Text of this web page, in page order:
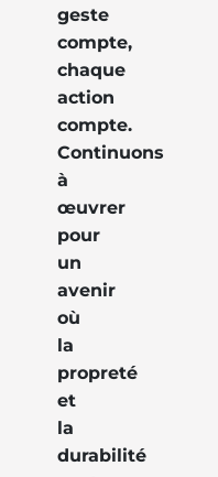
geste
compte,
chaque
action
compte.
Continuons
à
œuvrer
pour
un
avenir
où
la
propreté
et
la
durabilité